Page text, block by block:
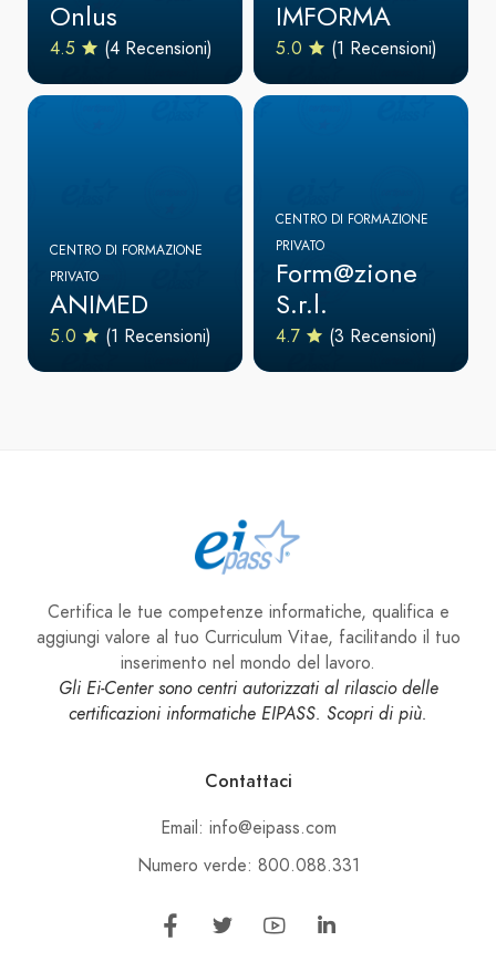
Onlus
4.5 (4 Recensioni)
IMFORMA
5.0 (1 Recensioni)
CENTRO DI FORMAZIONE
PRIVATO
ANIMED
5.0 (1 Recensioni)
CENTRO DI FORMAZIONE
PRIVATO
Form@zione
S.r.l.
4.7 (3 Recensioni)
Certifica le tue competenze informatiche, qualifica e
aggiungi valore al tuo Curriculum Vitae, facilitando il tuo
inserimento nel mondo del lavoro.
Gli Ei-Center sono centri autorizzati al rilascio delle
certificazioni informatiche EIPASS. Scopri di più.
Contattaci
Email: info@eipass.com
Numero verde: 800.088.331